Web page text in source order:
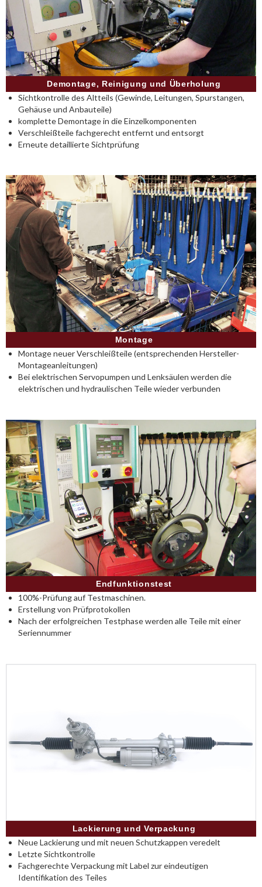
Demontage, Reinigung und Überholung
Sichtkontrolle des Altteils (Gewinde, Leitungen, Spurstangen,
Gehäuse und Anbauteile)
komplette Demontage in die Einzelkomponenten
Verschleißteile fachgerecht entfernt und entsorgt
Erneute detaillierte Sichtprüfung
Montage
Montage neuer Verschleißteile (entsprechenden Hersteller-
Montageanleitungen)
Bei elektrischen Servopumpen und Lenksäulen werden die
elektrischen und hydraulischen Teile wieder verbunden
Endfunktionstest
100%-Prüfung auf Testmaschinen.
Erstellung von Prüfprotokollen
Nach der erfolgreichen Testphase werden alle Teile mit einer
Seriennummer
Lackierung und Verpackung
Neue Lackierung und mit neuen Schutzkappen veredelt
Letzte Sichtkontrolle
Fachgerechte Verpackung mit Label zur eindeutigen
Identifikation des Teiles